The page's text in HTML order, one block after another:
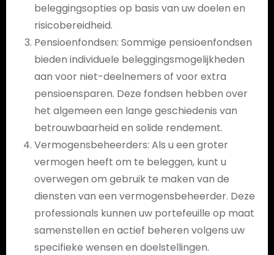
beleggingsopties op basis van uw doelen en
risicobereidheid.
Pensioenfondsen: Sommige pensioenfondsen
bieden individuele beleggingsmogelijkheden
aan voor niet-deelnemers of voor extra
pensioensparen. Deze fondsen hebben over
het algemeen een lange geschiedenis van
betrouwbaarheid en solide rendement.
Vermogensbeheerders: Als u een groter
vermogen heeft om te beleggen, kunt u
overwegen om gebruik te maken van de
diensten van een vermogensbeheerder. Deze
professionals kunnen uw portefeuille op maat
samenstellen en actief beheren volgens uw
specifieke wensen en doelstellingen.